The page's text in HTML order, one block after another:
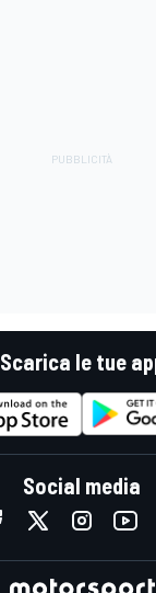
Scarica le tue
Social media